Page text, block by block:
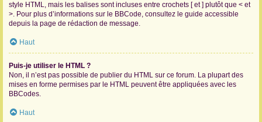
style HTML, mais les balises sont incluses entre crochets [ et ] plutôt que < et
>. Pour plus d’informations sur le BBCode, consultez le guide accessible
depuis la page de rédaction de message.
Haut
Puis-je utiliser le HTML ?
Non, il n’est pas possible de publier du HTML sur ce forum. La plupart des
mises en forme permises par le HTML peuvent être appliquées avec les
BBCodes.
Haut